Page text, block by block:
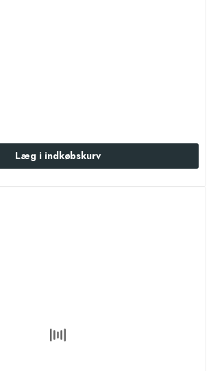
Læg i indkøbskurv